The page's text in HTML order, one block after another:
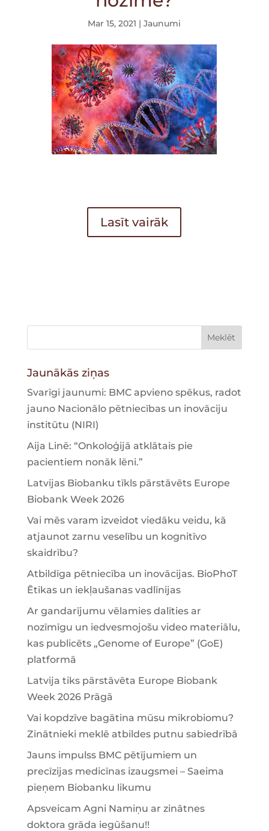
Mar 15, 2021 |Jaunumi
Lasīt vairāk
Jaunākās ziņas
Svarīgi jaunumi: BMC apvieno spēkus, radot
jauno Nacionālo pētniecības un inovāciju
institūtu (NIRI)
Aija Linē: “Onkoloģijā atklātais pie
pacientiem nonāk lēni.”
Latvijas Biobanku tīkls pārstāvēts Europe
Biobank Week 2026
Vai mēs varam izveidot viedāku veidu, kā
atjaunot zarnu veselību un kognitīvo
skaidrību?
Atbildīga pētniecība un inovācijas. BioPhoT
Ētikas un iekļaušanas vadlīnijas
Ar gandarījumu vēlamies dalīties ar
nozīmīgu un iedvesmojošu video materiālu,
kas publicēts „Genome of Europe” (GoE)
platformā
Latvija tiks pārstāvēta Europe Biobank
Week 2026 Prāgā
Vai kopdzīve bagātina mūsu mikrobiomu?
Zinātnieki meklē atbildes putnu sabiedrībā
Jauns impulss BMC pētījumiem un
precīzijas medicīnas izaugsmei – Saeima
pieņem Biobanku likumu
Apsveicam Agni Namiņu ar zinātnes
doktora grāda iegūšanu!!